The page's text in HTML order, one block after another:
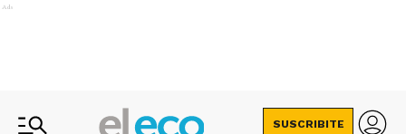
Ads
SUSCRIBITE